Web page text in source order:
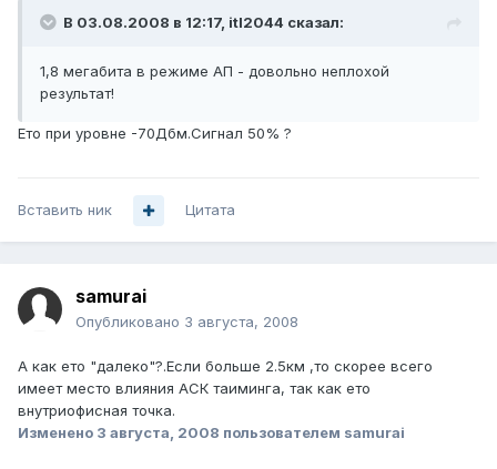
В 03.08.2008 в 12:17, itl2044 сказал:
1,8 мегабита в режиме АП - довольно неплохой
результат!
Ето при уровне -70Дбм.Сигнал 50% ?
Вставить ник Цитата
samurai
Опубликовано 3 августа, 2008
А как ето "далеко"?.Если больше 2.5км ,то скорее всего
имеет место влияния АСК таиминга, так как ето
внутриофисная точка.
Изменено 3 августа, 2008 пользователем samurai